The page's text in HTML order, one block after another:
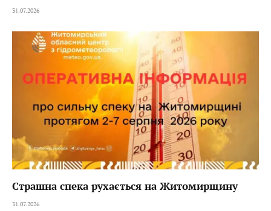
31.07.2026
Страшна спека рухається на Житомирщину
31.07.2026